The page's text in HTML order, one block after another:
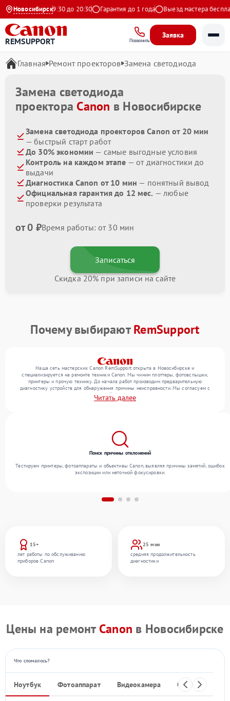
Новосибирск
Ежедневно с 9:30 до 20:30 Гарантия до 1 года Выезд мастера
REMSUPPORT Позвонить
Заявка
Главная Ремонт проекторов Замена светодиода
Замена светодиода
проектора Canon в Новосибирске
Замена светодиода проекторов Canon от 20 мин
— быстрый старт работ
До 30% экономии — самые выгодные условия
Контроль на каждом этапе — от диагностики до
выдачи
Диагностика Canon от 10 мин — понятный вывод
Официальная гарантия до 12 мес. — любые
проверки результата
от 0 ₽Время работы: от 30 мин
Записаться
Скидка 20% при записи на сайте
Почему выбираютRemSupport
Наша сеть мастерских Canon RemSupport открыта в Новосибирске и
специализируется на ремонте техники Canon. Мы чиним плоттеры, фотовспышки,
принтеры и прочую технику. До начала работ производим предварительную
диагностику устройств для обнаружения причины неисправности. Мы согласуем с
клиентом состав необходимых операций и их стоимость, затем реализуем ремонт с
заменой деталей по необходимости. После работ проверяем качество оказанных
Читать далее
15+
лет работы по обслуживанию
приборов Canon
25 мин
средняя продолжительность
диагностики
Поиск причины отклонений
Тестируем принтеры, фотоаппараты и объективы Canon, выявляя причины замятий, ошибок
экспозиции или неточной фокусировки.
Цены на ремонт Canon в Новосибирске
Что сломалось?
Ноутбук Фотоаппарат Видеокамера Объектив